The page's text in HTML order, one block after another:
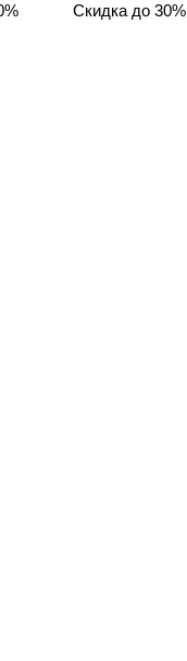
Скидка до 30%